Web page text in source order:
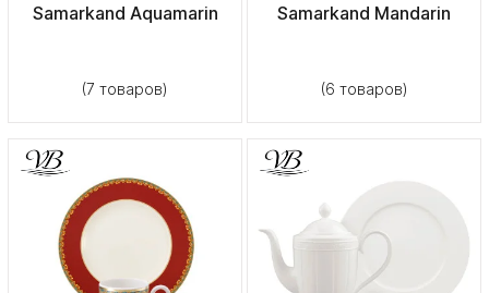
Samarkand Aquamarin
(7 товаров)
Samarkand Mandarin
(6 товаров)